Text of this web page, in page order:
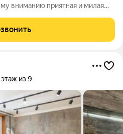
вниманию приятная и милая
и просторная кухня.
с
этаж из 9